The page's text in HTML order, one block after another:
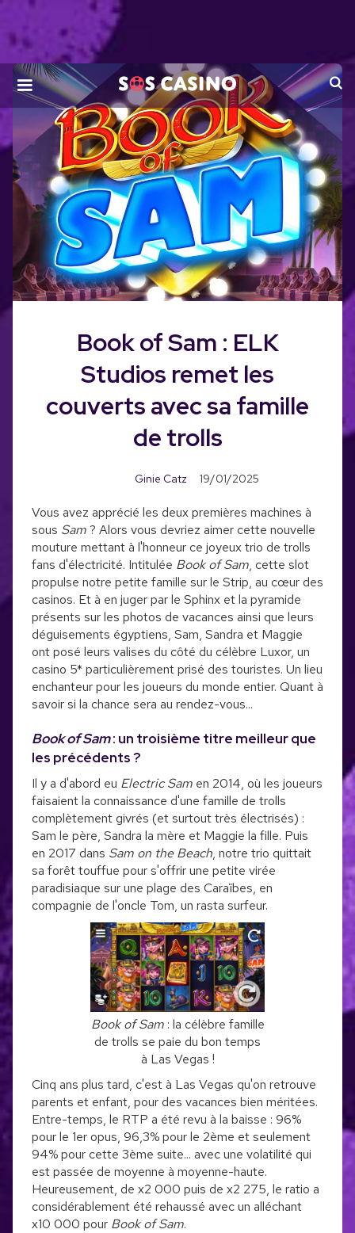
Skip
to
the
content
Book of Sam : ELK
Studios remet les
couverts avec sa famille
de trolls
Ginie Catz 19/01/2025
Vous avez apprécié les deux premières machines à
sous Sam? Alors vous devriez aimer cette nouvelle
mouture mettant à l'honneur ce joyeux trio de trolls
fans d'électricité. Intitulée Book of Sam, cette slot
propulse notre petite famille sur le Strip, au cœur des
casinos. Et à en juger par le Sphinx et la pyramide
présents sur les photos de vacances ainsi que leurs
déguisements égyptiens, Sam, Sandra et Maggie
ont posé leurs valises du côté du célèbre Luxor, un
casino 5* particulièrement prisé des touristes. Un lieu
enchanteur pour les joueurs du monde entier. Quant à
savoir si la chance sera au rendez-vous...
Book of Sam: un troisième titre meilleur que
les précédents ?
Il y a d'abord eu Electric Sam en 2014, où les joueurs
faisaient la connaissance d'une famille de trolls
complètement givrés (et surtout très électrisés) :
Sam le père, Sandra la mère et Maggie la fille. Puis
en 2017 dans Sam on the Beach, notre trio quittait
sa forêt touffue pour s'offrir une petite virée
paradisiaque sur une plage des Caraïbes, en
compagnie de l'oncle Tom, un rasta surfeur.
Book of Sam: la célèbre famille
de trolls se paie du bon temps
à Las Vegas !
Cinq ans plus tard, c'est à Las Vegas qu'on retrouve
parents et enfant, pour des vacances bien méritées.
Entre-temps, le RTP a été revu à la baisse : 96%
pour le 1er opus, 96,3% pour le 2ème et seulement
94% pour cette 3ème suite... avec une volatilité qui
est passée de moyenne à moyenne-haute.
Heureusement, de x2 000 puis de x2 275, le ratio a
considérablement été rehaussé avec un alléchant
x10 000 pour Book of Sam.